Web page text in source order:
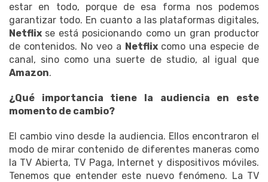
estar en todo, porque de esa forma nos podemos
garantizar todo. En cuanto a las plataformas digitales,
Netflix se está posicionando como un gran productor
de contenidos. No veo a Netflix como una especie de
canal, sino como una suerte de studio, al igual que
Amazon.
¿Qué importancia tiene la audiencia en este
momento de cambio?
El cambio vino desde la audiencia. Ellos encontraron el
modo de mirar contenido de diferentes maneras como
la TV Abierta, TV Paga, Internet y dispositivos móviles.
Tenemos que entender este nuevo fenómeno. La TV